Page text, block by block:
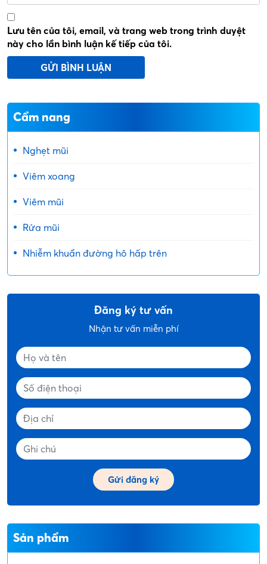
Lưu tên của tôi, email, và trang web trong trình duyệt
này cho lần bình luận kế tiếp của tôi.
Cẩm nang
Nghẹt mũi
Viêm xoang
Viêm mũi
Rửa mũi
Nhiễm khuẩn đường hô hấp trên
Đăng ký tư vấn
Nhận tư vấn miễn phí
Sản phẩm